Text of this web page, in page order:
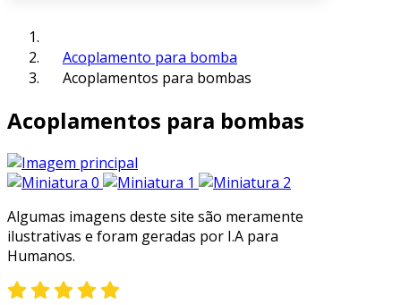
Acoplamento para bomba
Acoplamentos para bombas
Acoplamentos para bombas
Algumas imagens deste site são meramente
ilustrativas e foram geradas por I.A para
Humanos.